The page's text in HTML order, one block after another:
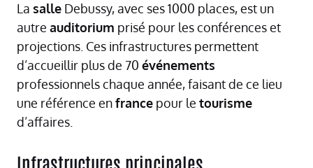
La salle Debussy, avec ses 1000 places, est un
autre auditorium prisé pour les conférences et
projections. Ces infrastructures permettent
d’accueillir plus de 70 événements
professionnels chaque année, faisant de ce lieu
une référence enfrance pour le tourisme
d’affaires.
Infrastructures principales